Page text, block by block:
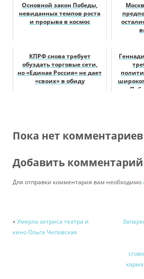
Основной закон Победы,
невиданных темпов роста
и прорыва в космос
КПРФ снова требует
обуздать торговые сети,
но «Единая Россия» не дает
«своих» в обиду
Пока нет комментариев
Добавить комментарий
Для отправки комментария вам необходимо
«Умерла актриса театра и
кино Ольга Чиповская